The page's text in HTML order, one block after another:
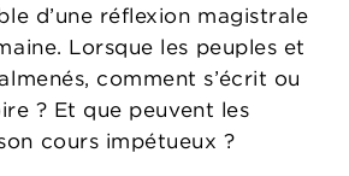
d’une réflexion magistrale
Lorsque les peuples et
comment s’écrit ou
? Et que peuvent les
cours impétueux ?